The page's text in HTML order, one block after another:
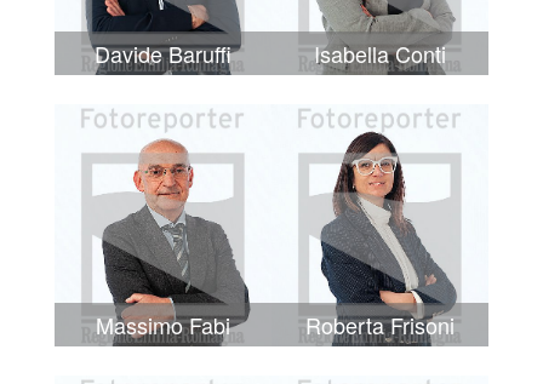
Davide Baruffi Isabella Conti
Massimo Fabi Roberta Frisoni